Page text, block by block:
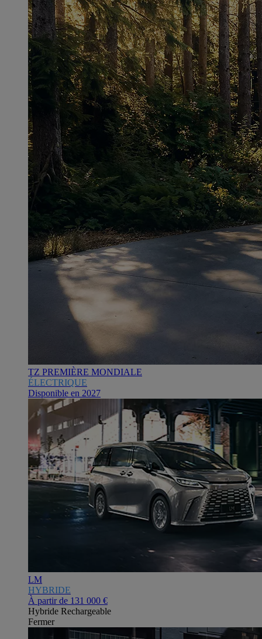
TZ PREMIÈRE MONDIALE
ÉLECTRIQUE
Disponible en 2027
LM
HYBRIDE
À partir de 131 000 €
Hybride Rechargeable
Fermer